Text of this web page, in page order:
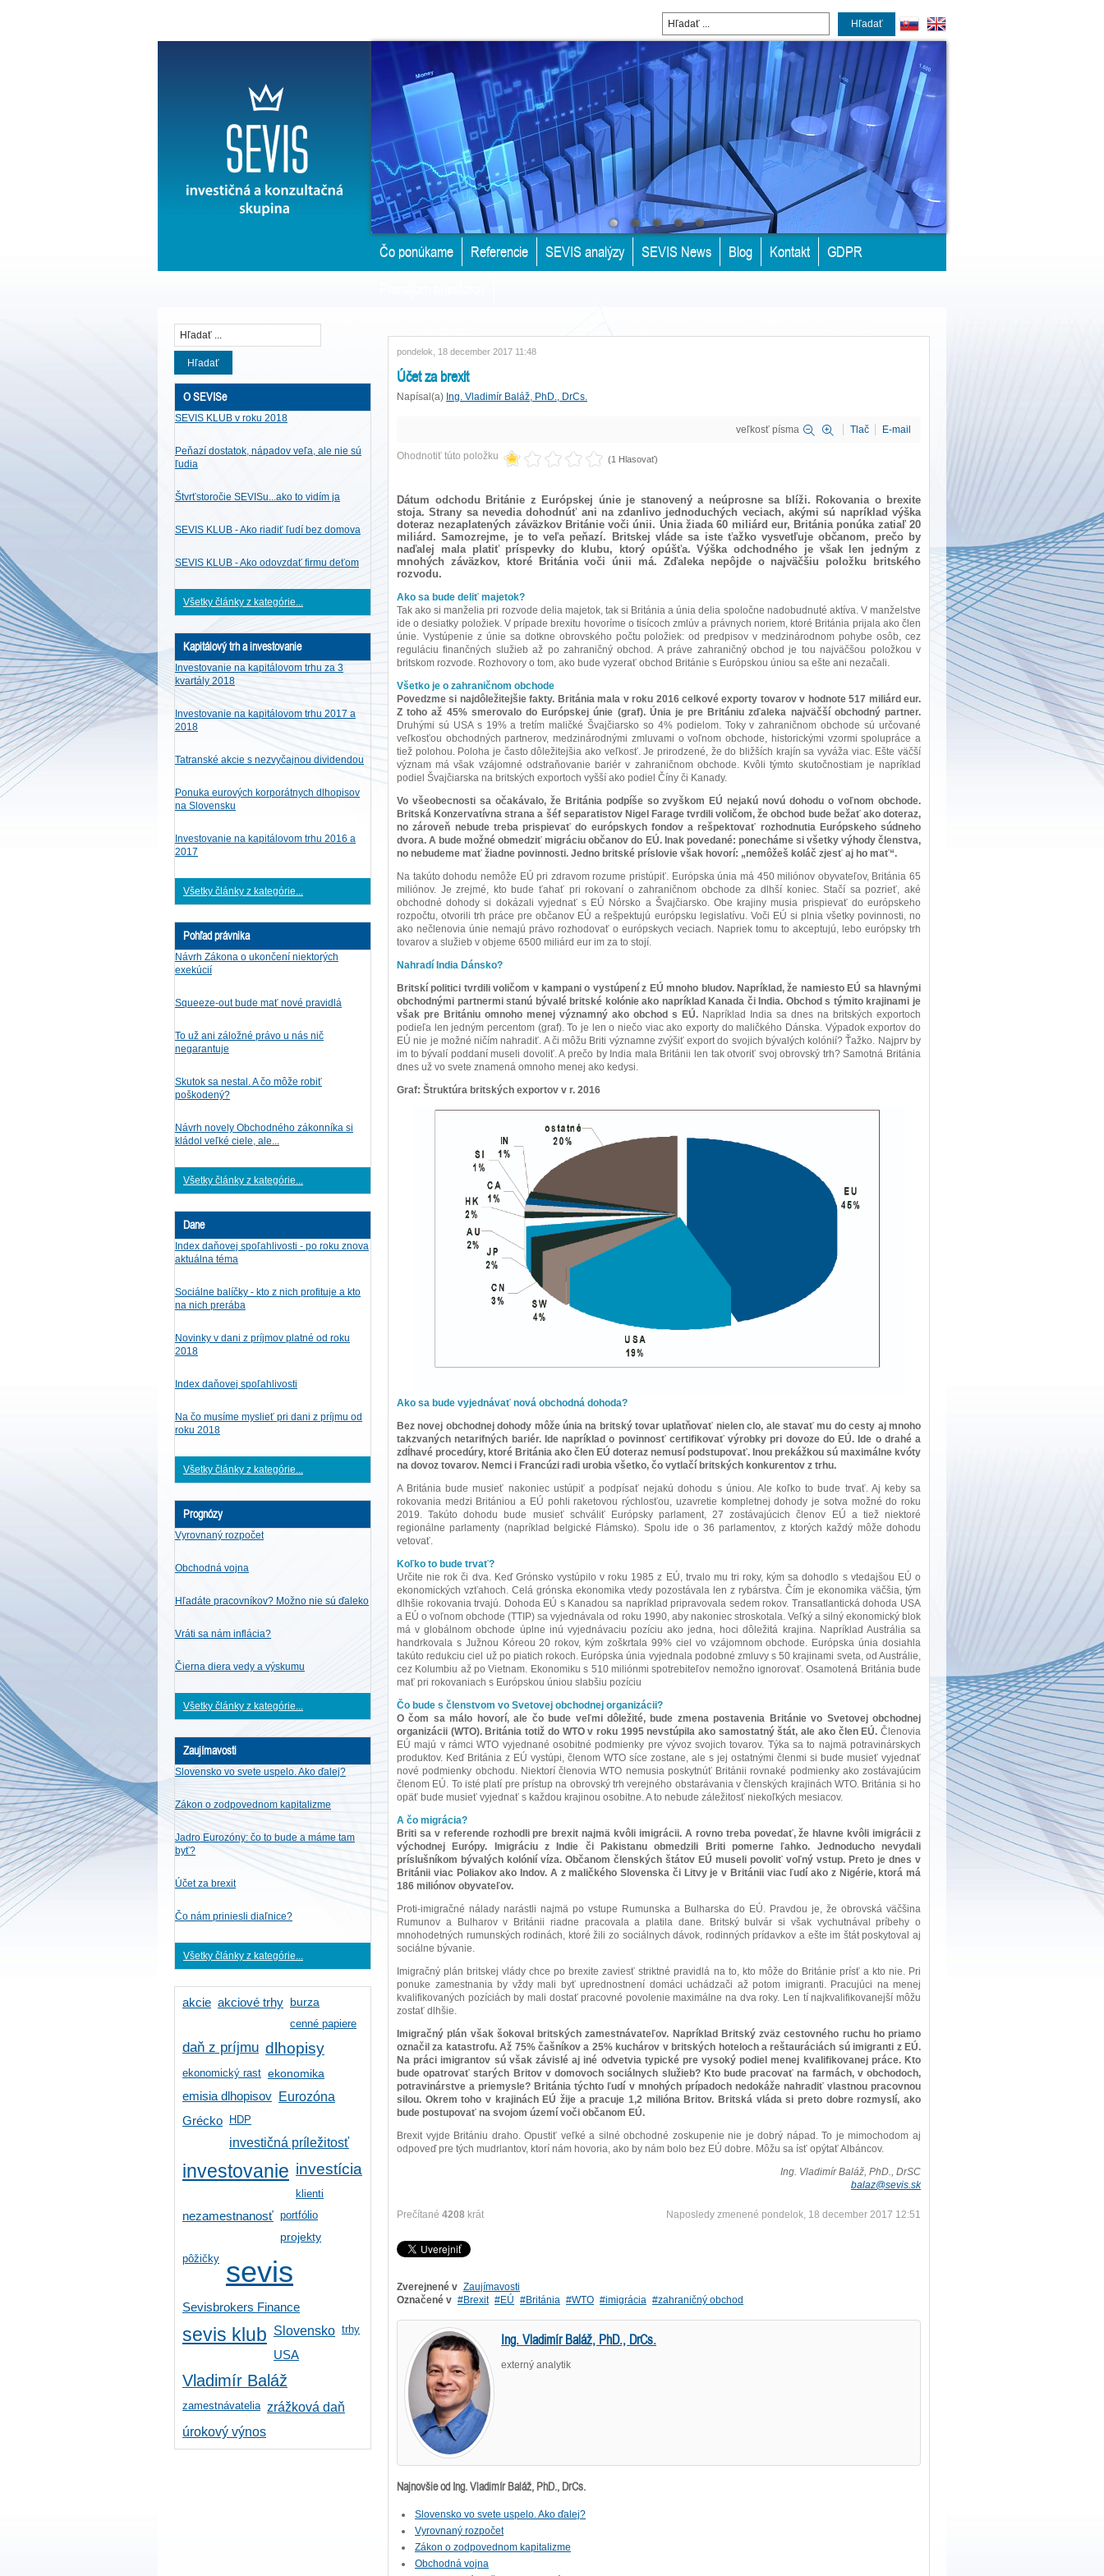
Hľadať
Čo ponúkame Referencie SEVIS analýzy SEVIS News Blog Kontakt
GDPR
Hľadať
O SEVISe
SEVIS KLUB v roku 2018
Peňazí dostatok, nápadov veľa, ale nie sú
ľudia
Štvrťstoročie SEVISu...ako to vidím ja
SEVIS KLUB - Ako riadiť ľudí bez domova
SEVIS KLUB - Ako odovzdať firmu deťom
Všetky články z kategórie...
Kapitálový trh a investovanie
Investovanie na kapitálovom trhu za 3
kvartály 2018
Investovanie na kapitálovom trhu 2017 a
2018
Tatranské akcie s nezvyčajnou dividendou
Ponuka eurových korporátnych dlhopisov
na Slovensku
Investovanie na kapitálovom trhu 2016 a
2017
Všetky články z kategórie...
Pohľad právnika
Návrh Zákona o ukončení niektorých
exekúcií
Squeeze-out bude mať nové pravidlá
To už ani záložné právo u nás nič
negarantuje
Skutok sa nestal. A čo môže robiť
poškodený?
Návrh novely Obchodného zákonníka si
kládol veľké ciele, ale...
Všetky články z kategórie...
Dane
Index daňovej spoľahlivosti - po roku znova
aktuálna téma
Sociálne balíčky - kto z nich profituje a kto
na nich prerába
Novinky v dani z príjmov platné od roku
2018
Index daňovej spoľahlivosti
Na čo musíme myslieť pri dani z príjmu od
roku 2018
Všetky články z kategórie...
Prognózy
Vyrovnaný rozpočet
Obchodná vojna
Hľadáte pracovníkov? Možno nie sú ďaleko
Vráti sa nám inflácia?
Čierna diera vedy a výskumu
Všetky články z kategórie...
Zaujímavosti
Slovensko vo svete uspelo. Ako ďalej?
Zákon o zodpovednom kapitalizme
Jadro Eurozóny: čo to bude a máme tam
byť?
Účet za brexit
Čo nám priniesli diaľnice?
Všetky články z kategórie...
akcie akciové trhy burza
cenné papiere
daň z príjmu dlhopisy
ekonomický rast ekonomika
emisia dlhopisov
Eurozóna
Grécko HDP
investičná príležitosť
investovanie investícia
klienti
nezamestnanosť portfólio
projekty
pôžičky sevis
Sevisbrokers Finance
sevis klub Slovensko trhy
USA
Vladimír Baláž
zamestnávatelia zrážková daň
úrokový výnos
pondelok, 18 december 2017 11:48
Účet za brexit
Napísal(a) Ing. Vladimír Baláž, PhD., DrCs.
veľkosť písma Tlač E-mail
Ohodnotiť túto položku (1 Hlasovať)
Dátum odchodu Británie z Európskej únie je stanovený a neúprosne sa blíži. Rokovania o brexite
stoja. Strany sa nevedia dohodnúť ani na zdanlivo jednoduchých veciach, akými sú napríklad výška
doteraz nezaplatených záväzkov Británie voči únii. Únia žiada 60 miliárd eur, Británia ponúka zatiaľ 20
miliárd. Samozrejme, je to veľa peňazí. Britskej vláde sa iste ťažko vysvetľuje občanom, prečo by
naďalej mala platiť príspevky do klubu, ktorý opúšťa. Výška odchodného je však len jedným z
mnohých záväzkov, ktoré Británia voči únii má. Zďaleka nepôjde o najväčšiu položku britského
rozvodu.
Ako sa bude deliť majetok?
Tak ako si manželia pri rozvode delia majetok, tak si Británia a únia delia spoločne nadobudnuté aktíva. V manželstve
ide o desiatky položiek. V prípade brexitu hovoríme o tisícoch zmlúv a právnych noriem, ktoré Británia prijala ako člen
únie. Vystúpenie z únie sa dotkne obrovského počtu položiek: od predpisov v medzinárodnom pohybe osôb, cez
reguláciu finančných služieb až po zahraničný obchod. A práve zahraničný obchod je tou najväčšou položkou v
britskom rozvode. Rozhovory o tom, ako bude vyzerať obchod Británie s Európskou úniou sa ešte ani nezačali.
Všetko je o zahraničnom obchode
Povedzme si najdôležitejšie fakty. Británia mala v roku 2016 celkové exporty tovarov v hodnote 517 miliárd eur.
Z toho až 45% smerovalo do Európskej únie (graf). Únia je pre Britániu zďaleka najväčší obchodný partner.
Druhými sú USA s 19% a tretím maličké Švajčiarsko so 4% podielom. Toky v zahraničnom obchode sú určované
veľkosťou obchodných partnerov, medzinárodnými zmluvami o voľnom obchode, historickými vzormi spolupráce a
tiež polohou. Poloha je často dôležitejšia ako veľkosť. Je prirodzené, že do bližších krajín sa vyváža viac. Ešte väčší
význam má však vzájomné odstraňovanie bariér v zahraničnom obchode. Kvôli týmto skutočnostiam je napríklad
podiel Švajčiarska na britských exportoch vyšší ako podiel Číny či Kanady.
Vo všeobecnosti sa očakávalo, že Británia podpíše so zvyškom EÚ nejakú novú dohodu o voľnom obchode.
Britská Konzervatívna strana a šéf separatistov Nigel Farage tvrdili voličom, že obchod bude bežať ako doteraz,
no zároveň nebude treba prispievať do európskych fondov a rešpektovať rozhodnutia Európskeho súdneho
dvora. A bude možné obmedziť migráciu občanov do EÚ. Inak povedané: ponecháme si všetky výhody členstva,
no nebudeme mať žiadne povinnosti. Jedno britské príslovie však hovorí: „nemôžeš koláč zjesť aj ho mať“.
Na takúto dohodu nemôže EÚ pri zdravom rozume pristúpiť. Európska únia má 450 miliónov obyvateľov, Británia 65
miliónov. Je zrejmé, kto bude ťahať pri rokovaní o zahraničnom obchode za dlhší koniec. Stačí sa pozrieť, aké
obchodné dohody si dokázali vyjednať s EÚ Nórsko a Švajčiarsko. Obe krajiny musia prispievať do európskeho
rozpočtu, otvorili trh práce pre občanov EÚ a rešpektujú európsku legislatívu. Voči EÚ si plnia všetky povinnosti, no
ako nečlenovia únie nemajú právo rozhodovať o európskych veciach. Napriek tomu to akceptujú, lebo európsky trh
tovarov a služieb v objeme 6500 miliárd eur im za to stojí.
Nahradí India Dánsko?
Britskí politici tvrdili voličom v kampani o vystúpení z EÚ mnoho bludov. Napríklad, že namiesto EÚ sa hlavnými
obchodnými partnermi stanú bývalé britské kolónie ako napríklad Kanada či India. Obchod s týmito krajinami je
však pre Britániu omnoho menej významný ako obchod s EÚ. Napríklad India sa dnes na britských exportoch
podieľa len jedným percentom (graf). To je len o niečo viac ako exporty do maličkého Dánska. Výpadok exportov do
EÚ nie je možné ničím nahradiť. A či môžu Briti významne zvýšiť export do svojich bývalých kolónií? Ťažko. Najprv by
im to bývalí poddaní museli dovoliť. A prečo by India mala Británii len tak otvoriť svoj obrovský trh? Samotná Británia
dnes už vo svete znamená omnoho menej ako kedysi.
Graf: Štruktúra britských exportov v r. 2016
Ako sa bude vyjednávať nová obchodná dohoda?
Bez novej obchodnej dohody môže únia na britský tovar uplatňovať nielen clo, ale stavať mu do cesty aj mnoho
takzvaných netarifných bariér. Ide napríklad o povinnosť certifikovať výrobky pri dovoze do EÚ. Ide o drahé a
zdĺhavé procedúry, ktoré Británia ako člen EÚ doteraz nemusí podstupovať. Inou prekážkou sú maximálne kvóty
na dovoz tovarov. Nemci i Francúzi radi urobia všetko, čo vytlačí britských konkurentov z trhu.
A Británia bude musieť nakoniec ustúpiť a podpísať nejakú dohodu s úniou. Ale koľko to bude trvať. Aj keby sa
rokovania medzi Britániou a EÚ pohli raketovou rýchlosťou, uzavretie kompletnej dohody je sotva možné do roku
2019. Takúto dohodu bude musieť schváliť Európsky parlament, 27 zostávajúcich členov EÚ a tiež niektoré
regionálne parlamenty (napríklad belgické Flámsko). Spolu ide o 36 parlamentov, z ktorých každý môže dohodu
vetovať.
Koľko to bude trvať?
Určite nie rok či dva. Keď Grónsko vystúpilo v roku 1985 z EÚ, trvalo mu tri roky, kým sa dohodlo s vtedajšou EÚ o
ekonomických vzťahoch. Celá grónska ekonomika vtedy pozostávala len z rybárstva. Čím je ekonomika väčšia, tým
dlhšie rokovania trvajú. Dohoda EÚ s Kanadou sa napríklad pripravovala sedem rokov. Transatlantická dohoda USA
a EÚ o voľnom obchode (TTIP) sa vyjednávala od roku 1990, aby nakoniec stroskotala. Veľký a silný ekonomický blok
má v globálnom obchode úplne inú vyjednávaciu pozíciu ako jedna, hoci dôležitá krajina. Napríklad Austrália sa
handrkovala s Južnou Kóreou 20 rokov, kým zoškrtala 99% ciel vo vzájomnom obchode. Európska únia dosiahla
takúto redukciu ciel už po piatich rokoch. Európska únia vyjednala podobné zmluvy s 50 krajinami sveta, od Austrálie,
cez Kolumbiu až po Vietnam. Ekonomiku s 510 miliónmi spotrebiteľov nemožno ignorovať. Osamotená Británia bude
mať pri rokovaniach s Európskou úniou slabšiu pozíciu
Čo bude s členstvom vo Svetovej obchodnej organizácii?
O čom sa málo hovorí, ale čo bude veľmi dôležité, bude zmena postavenia Británie vo Svetovej obchodnej
organizácii (WTO). Británia totiž do WTO v roku 1995 nevstúpila ako samostatný štát, ale ako člen EÚ. Členovia
EÚ majú v rámci WTO vyjednané osobitné podmienky pre vývoz svojich tovarov. Týka sa to najmä potravinárskych
produktov. Keď Británia z EÚ vystúpi, členom WTO síce zostane, ale s jej ostatnými členmi si bude musieť vyjednať
nové podmienky obchodu. Niektorí členovia WTO nemusia poskytnúť Británii rovnaké podmienky ako zostávajúcim
členom EÚ. To isté platí pre prístup na obrovský trh verejného obstarávania v členských krajinách WTO. Británia si ho
opäť bude musieť vyjednať s každou krajinou osobitne. A to nebude záležitosť niekoľkých mesiacov.
A čo migrácia?
Briti sa v referende rozhodli pre brexit najmä kvôli imigrácii. A rovno treba povedať, že hlavne kvôli imigrácii z
východnej Európy. Imigráciu z Indie či Pakistanu obmedzili Briti pomerne ľahko. Jednoducho nevydali
príslušníkom bývalých kolónií víza. Občanom členských štátov EÚ museli povoliť voľný vstup. Preto je dnes v
Británii viac Poliakov ako Indov. A z maličkého Slovenska či Litvy je v Británii viac ľudí ako z Nigérie, ktorá má
186 miliónov obyvateľov.
Proti-imigračné nálady narástli najmä po vstupe Rumunska a Bulharska do EÚ. Pravdou je, že obrovská väčšina
Rumunov a Bulharov v Británii riadne pracovala a platila dane. Britský bulvár si však vychutnával príbehy o
mnohodetných rumunských rodinách, ktoré žili zo sociálnych dávok, rodinných prídavkov a ešte im štát poskytoval aj
sociálne bývanie.
Imigračný plán britskej vlády chce po brexite zaviesť striktné pravidlá na to, kto môže do Británie prísť a kto nie. Pri
ponuke zamestnania by vždy mali byť uprednostnení domáci uchádzači až potom imigranti. Pracujúci na menej
kvalifikovaných pozíciách by mali dostať pracovné povolenie maximálne na dva roky. Len tí najkvalifikovanejší môžu
zostať dlhšie.
Imigračný plán však šokoval britských zamestnávateľov. Napríklad Britský zväz cestovného ruchu ho priamo
označil za katastrofu. Až 75% čašníkov a 25% kuchárov v britských hoteloch a reštauráciách sú imigranti z EÚ.
Na práci imigrantov sú však závislé aj iné odvetvia typické pre vysoký podiel menej kvalifikovanej práce. Kto
bude opatrovať starých Britov v domovoch sociálnych služieb? Kto bude pracovať na farmách, v obchodoch,
potravinárstve a priemysle? Británia týchto ľudí v mnohých prípadoch nedokáže nahradiť vlastnou pracovnou
silou. Okrem toho v krajinách EÚ žije a pracuje 1,2 milióna Britov. Britská vláda si preto dobre rozmyslí, ako
bude postupovať na svojom území voči občanom EÚ.
Brexit vyjde Britániu draho. Opustiť veľké a silné obchodné zoskupenie nie je dobrý nápad. To je mimochodom aj
odpoveď pre tých mudrlantov, ktorí nám hovoria, ako by nám bolo bez EÚ dobre. Môžu sa ísť opýtať Albáncov.
Ing. Vladimír Baláž, PhD., DrSC
balaz@sevis.sk
Prečítané 4208 krát Naposledy zmenené pondelok, 18 december 2017 12:51
Zverejnené v Zaujímavosti
Označené v
Brexit EÚ Británia WTO imigrácia zahraničný obchod
Ing. Vladimír Baláž, PhD., DrCs.
externý analytik
Najnovšie od Ing. Vladimír Baláž, PhD., DrCs.
Slovensko vo svete uspelo. Ako ďalej?
Vyrovnaný rozpočet
Zákon o zodpovednom kapitalizme
Obchodná vojna